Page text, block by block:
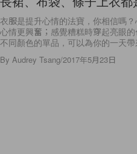
衣服是提升心情的法寶，你相信嗎
心情更興奮；感覺糟糕時穿起亮眼
不同顏色的單品，可以為你的一天
By Audrey Tsang/2017年5月23日